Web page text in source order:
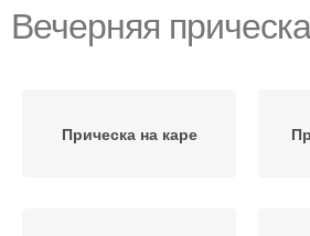
Вечерняя прическа
Прическа на каре